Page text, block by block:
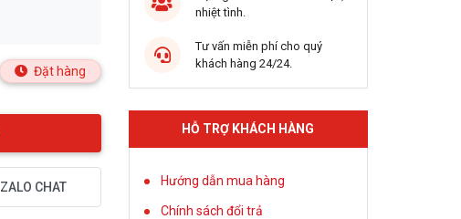
Đặt hàng
ZALO CHAT
nhiệt tình.
Tư vấn miễn phí cho quý
khách hàng 24/24.
HỖ TRỢ KHÁCH HÀNG
Hướng dẫn mua hàng
Chính sách đổi trả